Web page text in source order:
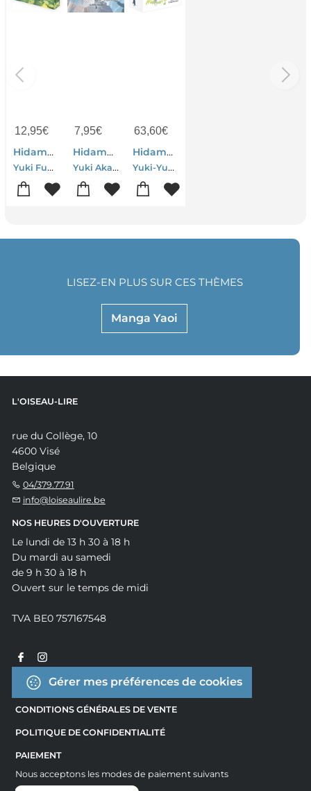
12,95€
Hidamari Ga Kikoeru Tome 9 : Au Fil Des Saisons Tome 4
Yuki Fumino-Yuki Akaneda
7,95€
Hidamari Ga Kikoeru Tome 8 : Au Fil Des Saisons Tome 3
Yuki Akaneda-Yuki Fumino
63,60€
Hidamari Ga Kikoeru : Coffret Tomes 1 A 8
Yuki-Yuki Akaneda-Yuki Fumino
Manga Yaoi
LISEZ-EN PLUS SUR CES THÈMES
L'OISEAU-LIRE
rue du Collège, 10
4600 Visé
Belgique
04/379.77.91
info@loiseaulire.be
NOS HEURES D'OUVERTURE
Le lundi de 13 h 30 à 18 h
Du mardi au samedi
de 9 h 30 à 18 h
Ouvert sur le temps de midi
TVA BE0 757167548
Gérer mes préférences de cookies
CONDITIONS GÉNÉRALES DE VENTE
POLITIQUE DE CONFIDENTIALITÉ
PAIEMENT
Nous acceptons les modes de paiement suivants